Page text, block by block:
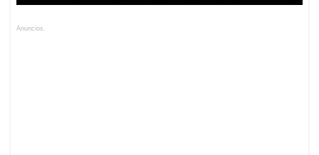
Anuncios.